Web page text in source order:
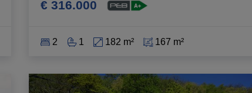
€ 316.000
2 1 182 m² 167 m²